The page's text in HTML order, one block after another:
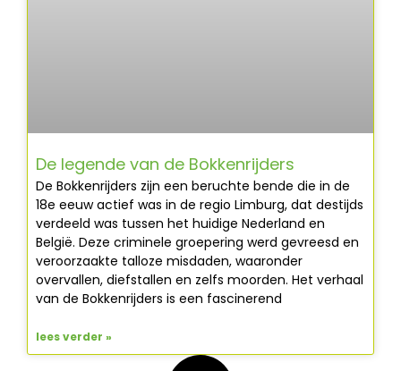
De legende van de Bokkenrijders
De Bokkenrijders zijn een beruchte bende die in de
18e eeuw actief was in de regio Limburg, dat destijds
verdeeld was tussen het huidige Nederland en
België. Deze criminele groepering werd gevreesd en
veroorzaakte talloze misdaden, waaronder
overvallen, diefstallen en zelfs moorden. Het verhaal
van de Bokkenrijders is een fascinerend
lees verder »